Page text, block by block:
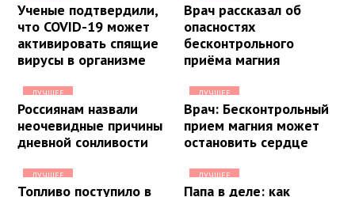
Ученые подтвердили,
что COVID-19 может
активировать спящие
вирусы в организме
Врач рассказал об
опасностях
бесконтрольного
приёма магния
ЛУЧШЕЕ
Россиянам назвали
неочевидные причины
дневной сонливости
ЛУЧШЕЕ
Врач: Бесконтрольный
прием магния может
остановить сердце
ЛУЧШЕЕ
Топливо поступило в
ЛУЧШЕЕ
Папа в деле: как